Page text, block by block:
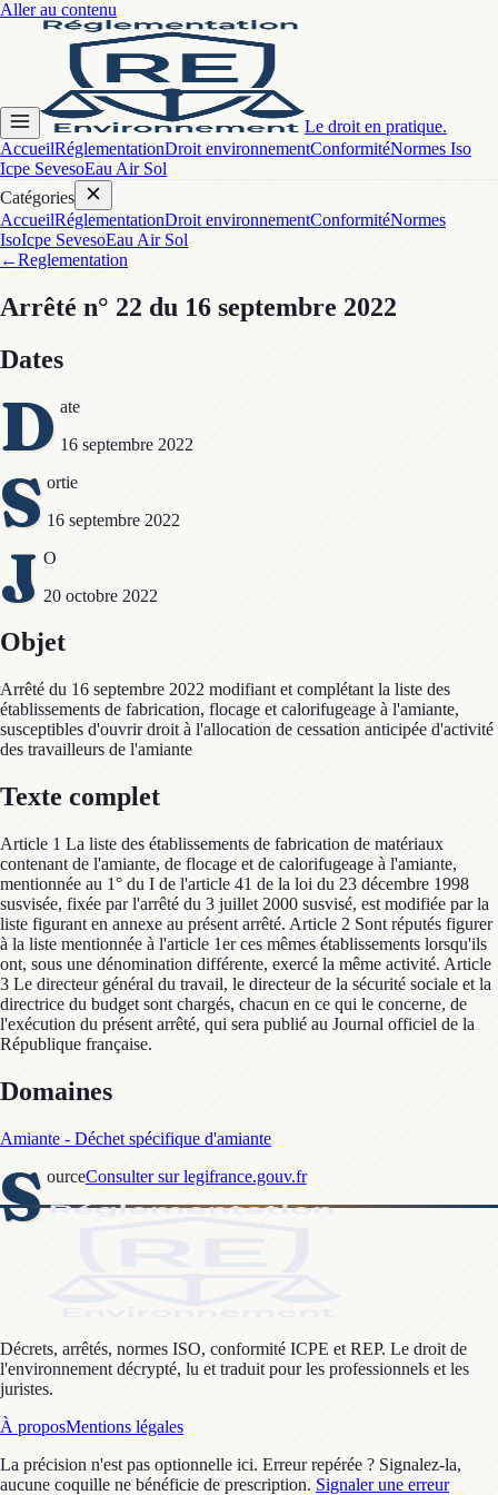
Aller au contenu
Le droit en pratique.
AccueilRéglementationDroit environnementConformitéNormes Iso
Icpe SevesoEau Air Sol
Catégories
AccueilRéglementationDroit environnementConformitéNormes
IsoIcpe SevesoEau Air Sol
←Reglementation
Arrêté n° 22 du 16 septembre 2022
Dates
D ate
16 septembre 2022
S ortie
16 septembre 2022
J O
20 octobre 2022
Objet
Arrêté du 16 septembre 2022 modifiant et complétant la liste des
établissements de fabrication, flocage et calorifugeage à l'amiante,
susceptibles d'ouvrir droit à l'allocation de cessation anticipée d'activité
des travailleurs de l'amiante
Texte complet
Article 1 La liste des établissements de fabrication de matériaux
contenant de l'amiante, de flocage et de calorifugeage à l'amiante,
mentionnée au 1° du I de l'article 41 de la loi du 23 décembre 1998
susvisée, fixée par l'arrêté du 3 juillet 2000 susvisé, est modifiée par la
liste figurant en annexe au présent arrêté. Article 2 Sont réputés figurer
à la liste mentionnée à l'article 1er ces mêmes établissements lorsqu'ils
ont, sous une dénomination différente, exercé la même activité. Article
3 Le directeur général du travail, le directeur de la sécurité sociale et la
directrice du budget sont chargés, chacun en ce qui le concerne, de
l'exécution du présent arrêté, qui sera publié au Journal officiel de la
République française.
Domaines
Amiante - Déchet spécifique d'amiante
S ourceConsulter sur legifrance.gouv.fr
Décrets, arrêtés, normes ISO, conformité ICPE et REP. Le droit de
l'environnement décrypté, lu et traduit pour les professionnels et les
juristes.
À proposMentions légales
La précision n'est pas optionnelle ici. Erreur repérée ? Signalez-la,
aucune coquille ne bénéficie de prescription. Signaler une erreur